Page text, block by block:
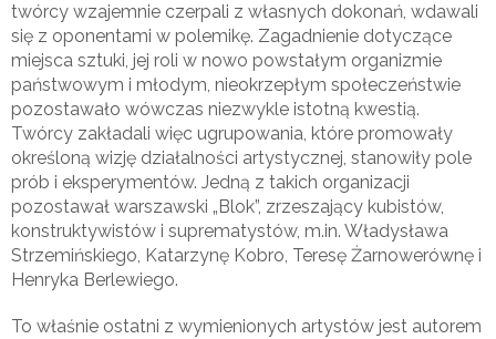
twórcy wzajemnie czerpali z własnych dokonań, wdawali
się z oponentami w polemikę. Zagadnienie dotyczące
miejsca sztuki, jej roli w nowo powstałym organizmie
państwowym i młodym, nieokrzepłym społeczeństwie
pozostawało wówczas niezwykle istotną kwestią.
Twórcy zakładali więc ugrupowania, które promowały
określoną wizję działalności artystycznej, stanowiły pole
prób i eksperymentów. Jedną z takich organizacji
pozostawał warszawski „Blok”, zrzeszający kubistów,
konstruktywistów i suprematystów, m.in. Władysława
Strzemińskiego, Katarzynę Kobro, Teresę Żarnowerównę i
Henryka Berlewiego.
To właśnie ostatni z wymienionych artystów jest autorem